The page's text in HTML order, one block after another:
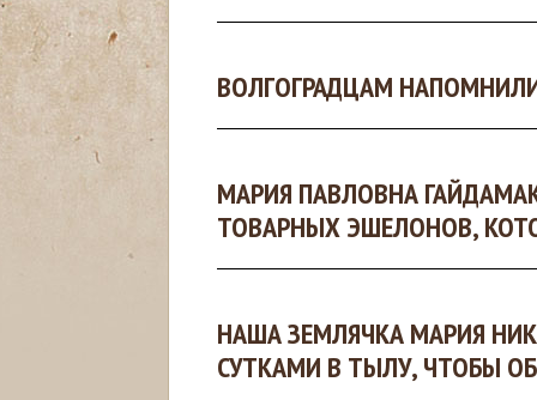
ВОЛГОГРАДЦАМ
МАРИЯ ПАВЛОВНА
ТОВАРНЫХ ЭШЕЛОНОВ,
НАША ЗЕМЛЯЧКА МАРИЯ
СУТКАМИ В ТЫЛУ, ЧТОБЫ